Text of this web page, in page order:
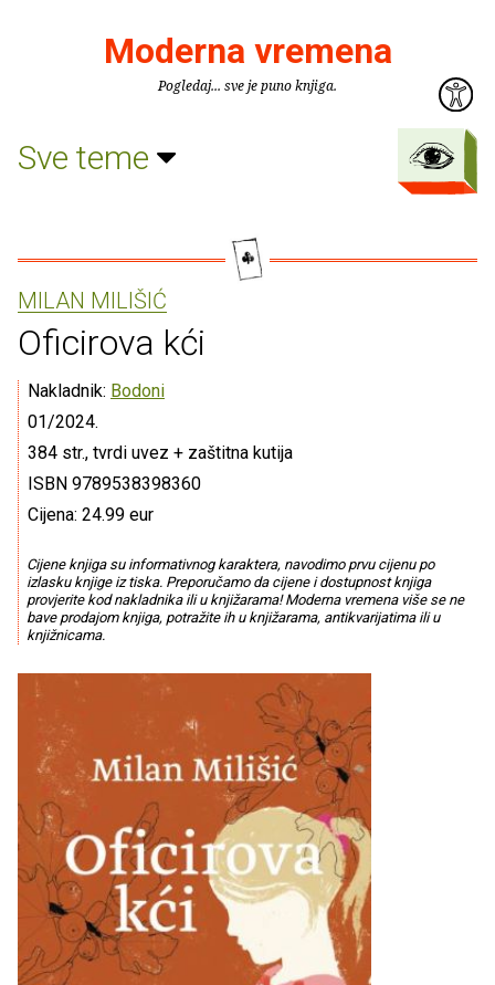
Moderna vremena
Pogledaj... sve je puno knjiga.
Sve teme
MILAN MILIŠIĆ
Oficirova kći
Nakladnik: Bodoni
01/2024.
384 str., tvrdi uvez + zaštitna kutija
ISBN 9789538398360
Cijena: 24.99 eur
Cijene knjiga su informativnog karaktera, navodimo prvu cijenu po
izlasku knjige iz tiska. Preporučamo da cijene i dostupnost knjiga
provjerite kod nakladnika ili u knjižarama! Moderna vremena više se ne
bave prodajom knjiga, potražite ih u knjižarama, antikvarijatima ili u
knjižnicama.